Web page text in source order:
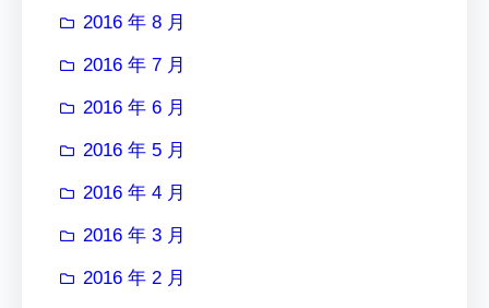
2016 年 8 月
2016 年 7 月
2016 年 6 月
2016 年 5 月
2016 年 4 月
2016 年 3 月
2016 年 2 月